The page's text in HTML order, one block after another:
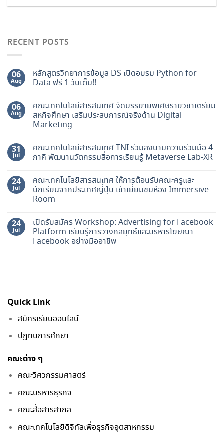
RECENT POSTS
06
Aug
หลักสูตรวิทยาการข้อมูล DS เปิดอบรม Python for
Data ฟรี 1 วันเต็ม!!
06
Aug
คณะเทคโนโลยีสารสนเทศ จัดบรรยายพิเศษรายวิชาเตรียม
สหกิจศึกษา เสริมประสบการณ์จริงด้าน Digital
Marketing
31
Jul
คณะเทคโนโลยีสารสนเทศ TNI ร่วมลงนามความร่วมมือ 4
ภาคี พัฒนานวัตกรรมสื่อการเรียนรู้ Metaverse Lab-XR
24
Jul
คณะเทคโนโลยีสารสนเทศ ให้การต้อนรับคณะครูและ
นักเรียนจากประเทศญี่ปุ่น เข้าเยี่ยมชมห้อง Immersive
Room
24
Jul
เปิดรับสมัคร Workshop: Advertising for Facebook
Platform เรียนรู้การวางกลยุทธ์และบริหารโฆษณา
Facebook อย่างมืออาชีพ
Quick Link
สมัครเรียนออนไลน์
ปฏิทินการศึกษา
คณะต่าง ๆ
คณะวิศวกรรมศาสตร์
คณะบริหารธุรกิจ
คณะสื่อสารสากล
คณะเทคโนโลยีดิจิทัลเพื่อธุรกิจอุตสาหกรรม